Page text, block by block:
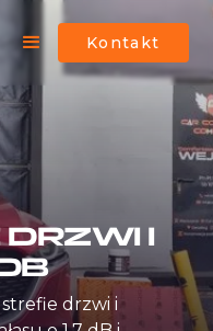
Kontakt
I
strefie drzwi i